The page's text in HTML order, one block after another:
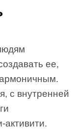
ее,
с внутренней
активити.